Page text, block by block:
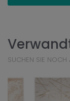
SUCHEN SIE NOCH